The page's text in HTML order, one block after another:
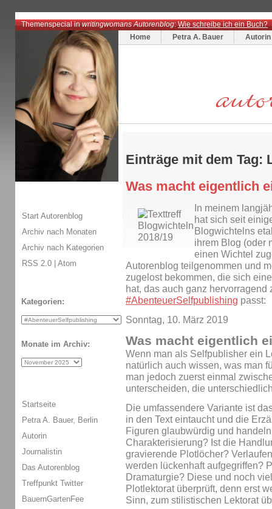
Themenspecial inwritingwomans Autorenblog:Wie schreibe ich ein Buch?
Home
Petra A. Bauer Autorin
Einträge mit dem Tag:
Was macht eigentlich
In meinem
hat sich seit
Blogwichtelns
ihrem Blog (oder
einen Wichtel
Autorenblog teilgenommen und
zugelost bekommen, die sich
hat, das auch ganz hervorragend
#AbenteuerSelfpublishing passt:
Sonntag, 10. März 2019
Was macht eigentlich
Wenn man als Selfpublisher ein
natürlich auch wissen, was man
man jedoch zuerst einmal
unterscheiden, die
Die umfassendere Variante ist
in den Text eintaucht und die
Figuren glaubwürdig und
Charakterisierung? Ist die
gravierende Plotlöcher?
werden lückenhaft aufgegriffen?
Dramaturgie? Diese und noch
Plotlektorat überprüft, denn erst
Sinn, zum stilistischen Lektorat
Start Autorenblog
Archiv nach Monaten
Archiv nach Kategorien
RSS 2.0 | Atom
Kategorien:
Monate im Archiv:
Startseite
Petra A. Bauer, Berlin
Autorin
Journalistin
Das Autorenblog
Treffpunkt Twitter
BauernGartenFee